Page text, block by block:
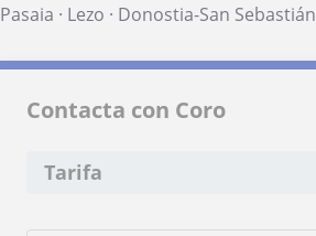
Pasaia · Lezo · Donostia-San Sebastián
Contacta con Coro
Tarifa